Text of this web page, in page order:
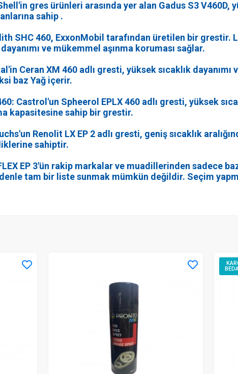
gres ürünleri arasında yer alan Gadus S3 V460D,
sahip .
SHC 460, ExxonMobil tarafından üretilen bir grestir.
ve mükemmel aşınma koruması sağlar.
Ceran XM 460 adlı gresti, yüksek sıcaklık
baz Yağ içerir.
Castrol'un Spheerol EPLX 460 adlı gresti, yüksek
kapasitesine sahip bir grestir.
Renolit LX EP 2 adlı gresti, geniş sıcaklık
sahiptir.
ЕР 3'ün rakip markalar ve muadillerinden sadece
tam bir liste sunmak mümkün değildir. Seçim